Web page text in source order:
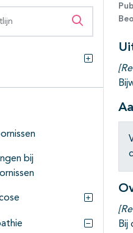
Zoeken
Alles
bij
Bij